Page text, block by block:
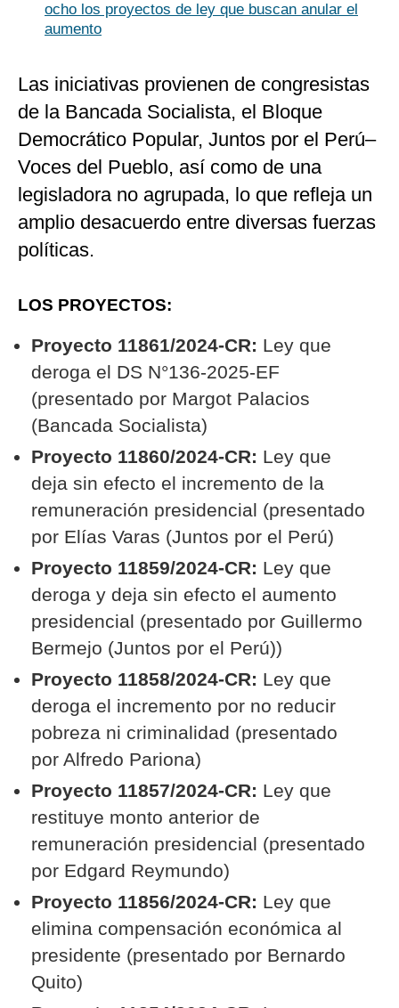
ocho los proyectos de ley que buscan anular el
aumento
Las iniciativas provienen de congresistas
de la Bancada Socialista, el Bloque
Democrático Popular, Juntos por el Perú–
Voces del Pueblo, así como de una
legisladora no agrupada, lo que refleja un
amplio desacuerdo entre diversas fuerzas
políticas.
LOS PROYECTOS:
Proyecto 11861/2024-CR: Ley que
deroga el DS N°136-2025-EF
(presentado por Margot Palacios
(Bancada Socialista)
Proyecto 11860/2024-CR: Ley que
deja sin efecto el incremento de la
remuneración presidencial (presentado
por Elías Varas (Juntos por el Perú)
Proyecto 11859/2024-CR: Ley que
deroga y deja sin efecto el aumento
presidencial (presentado por Guillermo
Bermejo (Juntos por el Perú))
Proyecto 11858/2024-CR: Ley que
deroga el incremento por no reducir
pobreza ni criminalidad (presentado
por Alfredo Pariona)
Proyecto 11857/2024-CR: Ley que
restituye monto anterior de
remuneración presidencial (presentado
por Edgard Reymundo)
Proyecto 11856/2024-CR: Ley que
elimina compensación económica al
presidente (presentado por Bernardo
Quito)